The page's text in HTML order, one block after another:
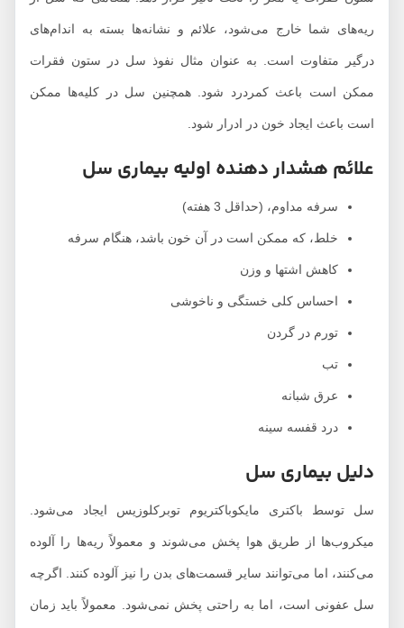
ریه‌های شما خارج می‌شود، علائم و نشانه‌ها بسته به اندام‌های
درگیر متفاوت است. به عنوان مثال نفوذ سل در ستون فقرات
ممکن است باعث کمردرد شود. همچنین سل در کلیه‌ها ممکن
است باعث ایجاد خون در ادرار شود.
علائم هشدار دهنده اولیه بیماری سل
سرفه مداوم، (حداقل 3 هفته)
خلط، که ممکن است در آن خون باشد، هنگام سرفه
کاهش اشتها و وزن
احساس کلی خستگی و ناخوشی
تورم در گردن
تب
عرق شبانه
درد قفسه سینه
دلیل بیماری سل
سل توسط باکتری مایکوباکتریوم توبرکلوزیس ایجاد می‌شود.
میکروب‌ها از طریق هوا پخش می‌شوند و معمولاً ریه‌ها را آلوده
می‌کنند، اما می‌توانند سایر قسمت‌های بدن را نیز آلوده کنند. اگرچه
سل عفونی است، اما به راحتی پخش نمی‌شود. معمولاً باید زمان